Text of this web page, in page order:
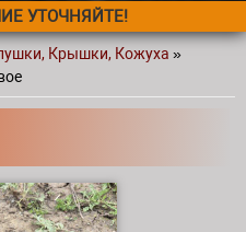
УТОЧНЯЙТЕ!
Крышки, Кожуха »